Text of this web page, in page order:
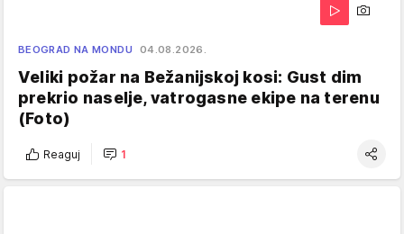
BEOGRAD NA MONDU 04.08.2026.
Veliki požar na Bežanijskoj kosi: Gust dim
prekrio naselje, vatrogasne ekipe na terenu
(Foto)
Reaguj 1